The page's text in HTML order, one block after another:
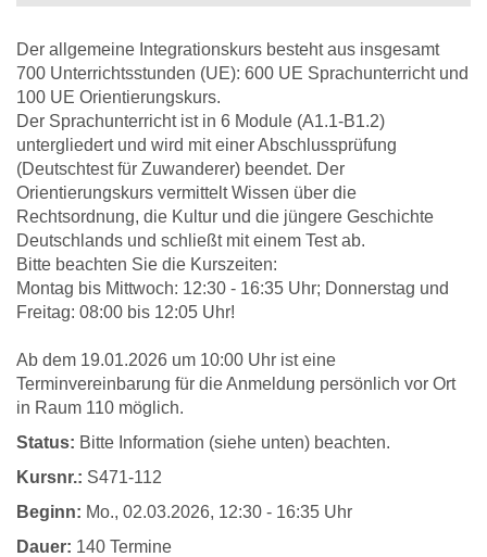
Der allgemeine Integrationskurs besteht aus insgesamt
700 Unterrichtsstunden (UE): 600 UE Sprachunterricht und
100 UE Orientierungskurs.
Der Sprachunterricht ist in 6 Module (A1.1-B1.2)
untergliedert und wird mit einer Abschlussprüfung
(Deutschtest für Zuwanderer) beendet. Der
Orientierungskurs vermittelt Wissen über die
Rechtsordnung, die Kultur und die jüngere Geschichte
Deutschlands und schließt mit einem Test ab.
Bitte beachten Sie die Kurszeiten:
Montag bis Mittwoch: 12:30 - 16:35 Uhr; Donnerstag und
Freitag: 08:00 bis 12:05 Uhr!
Ab dem 19.01.2026 um 10:00 Uhr ist eine
Terminvereinbarung für die Anmeldung persönlich vor Ort
in Raum 110 möglich.
Status: Bitte Information (siehe unten) beachten.
Kursnr.: S471-112
Beginn: Mo., 02.03.2026, 12:30 - 16:35 Uhr
Dauer: 140 Termine